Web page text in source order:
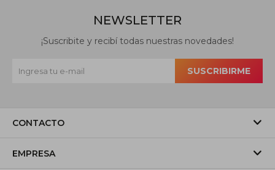
CONTACTO
EMPRESA
NEWSLETTER
¡Suscribite y recibí todas nuestras novedades!
SUSCRIBIRME